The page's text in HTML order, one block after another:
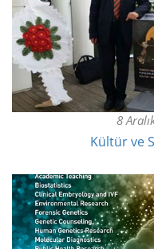
8
Kültür ve